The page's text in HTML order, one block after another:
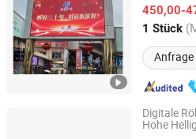
450,00-
1 Stück
Anfrage
Guangdong, China
Digitale
Hohe
Talent Capital